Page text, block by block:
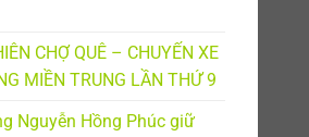
CHỢ QUÊ – CHUYẾN XE
MIỀN TRUNG LẦN THỨ 9
Nguyễn Hồng Phúc giữ